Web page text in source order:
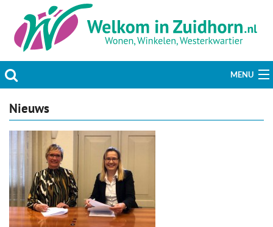
MENU
Actueel
Hobby & Vrije tijd
Welzijn & Maatschappij
Bedrijven
Prikbord & Aanbiedingen
Nieuws